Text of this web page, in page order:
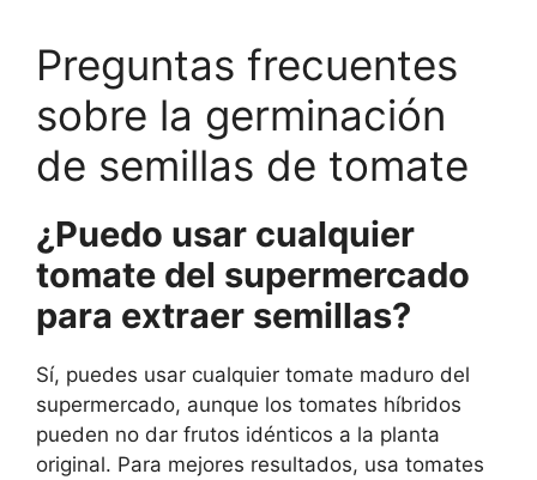
Preguntas frecuentes
sobre la germinación
de semillas de tomate
¿Puedo usar cualquier
tomate del supermercado
para extraer semillas?
Sí, puedes usar cualquier tomate maduro del
supermercado, aunque los tomates híbridos
pueden no dar frutos idénticos a la planta
original. Para mejores resultados, usa tomates